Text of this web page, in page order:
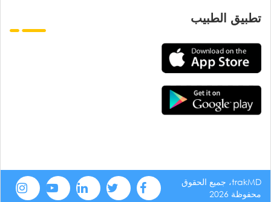
تطبيق الطبيب
trakMD، جميع الحقوق
محفوظة 2026